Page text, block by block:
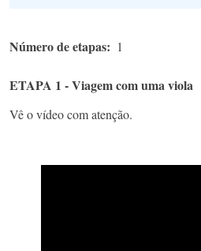
Número de etapas 1
ETAPA 1 - Viagem com uma viola
Vê o vídeo com atenção.